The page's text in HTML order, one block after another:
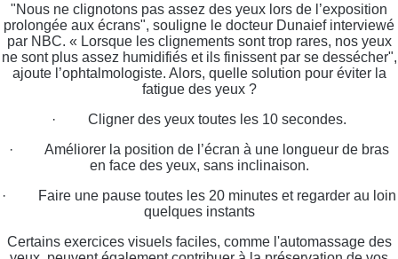
"Nous ne clignotons pas assez des yeux lors de l’exposition
prolongée aux écrans", souligne le docteur Dunaief interviewé
par NBC. « Lorsque les clignements sont trop rares, nos yeux
ne sont plus assez humidifiés et ils finissent par se dessécher",
ajoute l’ophtalmologiste. Alors, quelle solution pour éviter la
fatigue des yeux ?
· Cligner des yeux toutes les 10 secondes.
· Améliorer la position de l’écran à une longueur de bras
en face des yeux, sans inclinaison.
· Faire une pause toutes les 20 minutes et regarder au loin
quelques instants
Certains exercices visuels faciles, comme l'automassage des